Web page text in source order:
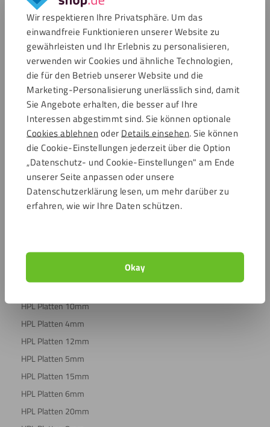
Wir respektieren Ihre Privatsphäre. Um das
einwandfreie Funktionieren unserer Website zu
gewährleisten und Ihr Erlebnis zu personalisieren,
verwenden wir Cookies und ähnliche Technologien,
die für den Betrieb unserer Website und die
Marketing-Personalisierung unerlässlich sind, damit
Sie Angebote erhalten, die besser auf Ihre
Interessen abgestimmt sind. Sie können optionale
Cookies ablehnen oder Details einsehen. Sie können
die Cookie-Einstellungen jederzeit über die Option
„Datenschutz- und Cookie-Einstellungen" am Ende
unserer Seite anpassen oder unsere
Datenschutzerklärung lesen, um mehr darüber zu
erfahren, wie wir Ihre Daten schützen.
Okay
4.7 / 15492 Bewertungen
Sicher einkaufen
Kundenservice
Kundendienst
Versandkosten
Häufig gestellte Fragen
Mein Konto
Über uns
Beratung & Inspiration
AGB
Widerrufsbelehrung
HPL Platten 10mm
HPL Platten 4mm
HPL Platten 12mm
HPL Platten 5mm
HPL Platten 15mm
HPL Platten 6mm
HPL Platten 20mm